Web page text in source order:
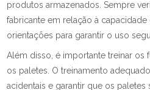
produtos armazenados. Sempre
fabricante em relação à capacidade
orientações para garantir o uso
Além disso, é importante treinar os
os paletes. O treinamento
acidentais e garantir que os paletes